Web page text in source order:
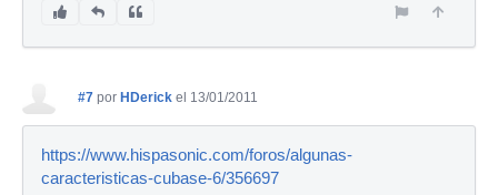
#7 por HDerick el 13/01/2011
https://www.hispasonic.com/foros/algunas-
caracteristicas-cubase-6/356697